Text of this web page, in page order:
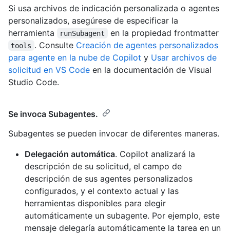
Si usa archivos de indicación personalizada o agentes
personalizados, asegúrese de especificar la
herramienta
runSubagent en la propiedad frontmatter
tools . Consulte Creación de agentes personalizados
para agente en la nube de Copilot y Usar archivos de
solicitud en VS Code en la documentación de Visual
Studio Code.
Se invoca Subagentes.
Subagentes se pueden invocar de diferentes maneras.
Delegación automática. Copilot analizará la
descripción de su solicitud, el campo de
descripción de sus agentes personalizados
configurados, y el contexto actual y las
herramientas disponibles para elegir
automáticamente un subagente. Por ejemplo, este
mensaje delegaría automáticamente la tarea en un